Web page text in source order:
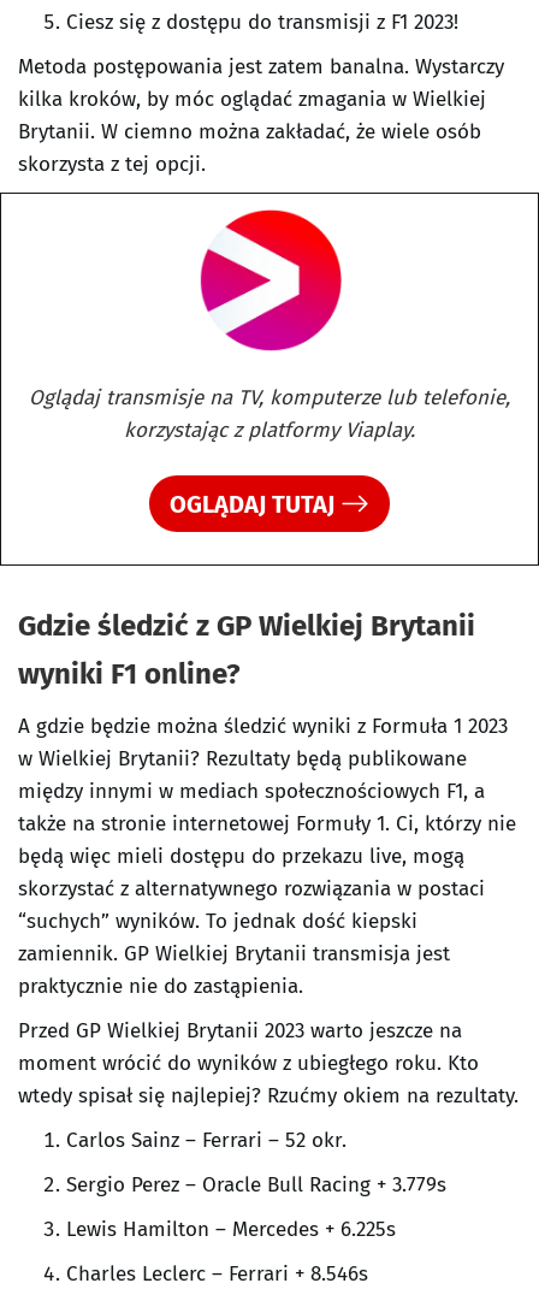
Ciesz się z dostępu do transmisji z F1 2023!
Metoda postępowania jest zatem banalna. Wystarczy
kilka kroków, by móc oglądać zmagania w Wielkiej
Brytanii. W ciemno można zakładać, że wiele osób
skorzysta z tej opcji.
Oglądaj transmisje na TV, komputerze lub telefonie,
korzystając z platformy Viaplay.
OGLĄDAJ TUTAJ
Gdzie śledzić z GP Wielkiej Brytanii
wyniki F1 online?
A gdzie będzie można śledzić wyniki z Formuła 1 2023
w Wielkiej Brytanii? Rezultaty będą publikowane
między innymi w mediach społecznościowych F1, a
także na stronie internetowej Formuły 1. Ci, którzy nie
będą więc mieli dostępu do przekazu live, mogą
skorzystać z alternatywnego rozwiązania w postaci
“suchych” wyników. To jednak dość kiepski
zamiennik. GP Wielkiej Brytanii transmisja jest
praktycznie nie do zastąpienia.
Przed GP Wielkiej Brytanii 2023 warto jeszcze na
moment wrócić do wyników z ubiegłego roku. Kto
wtedy spisał się najlepiej? Rzućmy okiem na rezultaty.
Carlos Sainz – Ferrari – 52 okr.
Sergio Perez – Oracle Bull Racing + 3.779s
Lewis Hamilton – Mercedes + 6.225s
Charles Leclerc – Ferrari + 8.546s